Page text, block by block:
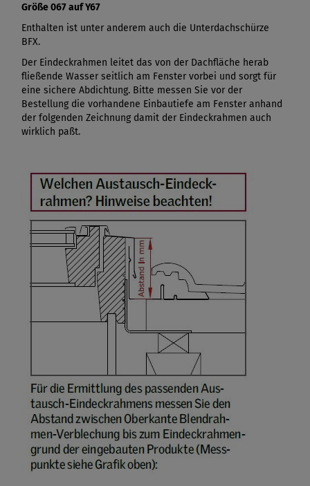
Größe 067 auf Y67
Enthalten ist unter anderem auch die Unterdachschürze
BFX.
Der Eindeckrahmen leitet das von der Dachfläche herab
fließende Wasser seitlich am Fenster vorbei und sorgt für
eine sichere Abdichtung. Bitte messen Sie vor der
Bestellung die vorhandene Einbautiefe am Fenster anhand
der folgenden Zeichnung damit der Eindeckrahmen auch
wirklich paßt.